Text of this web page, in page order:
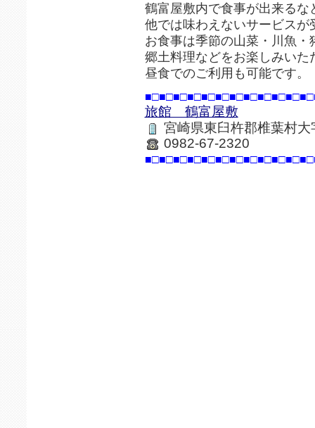
鶴富屋敷内で食事が出来るな
他では味わえないサービスが
お食事は季節の山菜・川魚・
郷土料理などをお楽しみいた
昼食でのご利用も可能です。
旅館 鶴富屋敷
宮崎県東臼杵郡椎葉村
0982-67-2320